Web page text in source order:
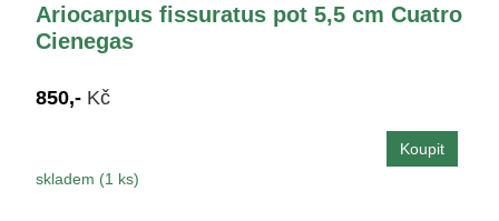
Ariocarpus fissuratus pot 5,5 cm Cuatro
Cienegas
850,- Kč
skladem (1 ks)